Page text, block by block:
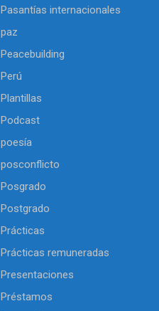
Pasantías internacionales
paz
Peacebuilding
Perú
Plantillas
Podcast
poesía
posconflicto
Posgrado
Postgrado
Prácticas
Prácticas remuneradas
Presentaciones
Préstamos